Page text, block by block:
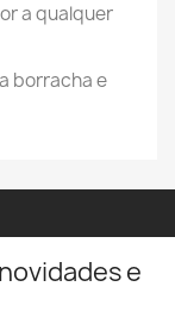
a qualquer
borracha e
e